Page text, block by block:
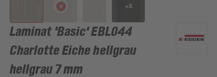
+5
Laminat 'Basic' EBL044
Charlotte Eiche hellgrau
hellgrau 7 mm